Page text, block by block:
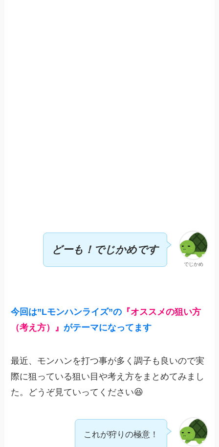
でじかめ
どーも！でじかめです
今回は”Lモンハンライズ”の 『オススメの狙い方
（考え方）』 がテーマになってます
最近、モンハンを打つ事が多く調子も良いので実
際に狙っている狙い目や考え方をまとめてみまし
た。どうぞ見ていってください😆
これが狩りの極意！